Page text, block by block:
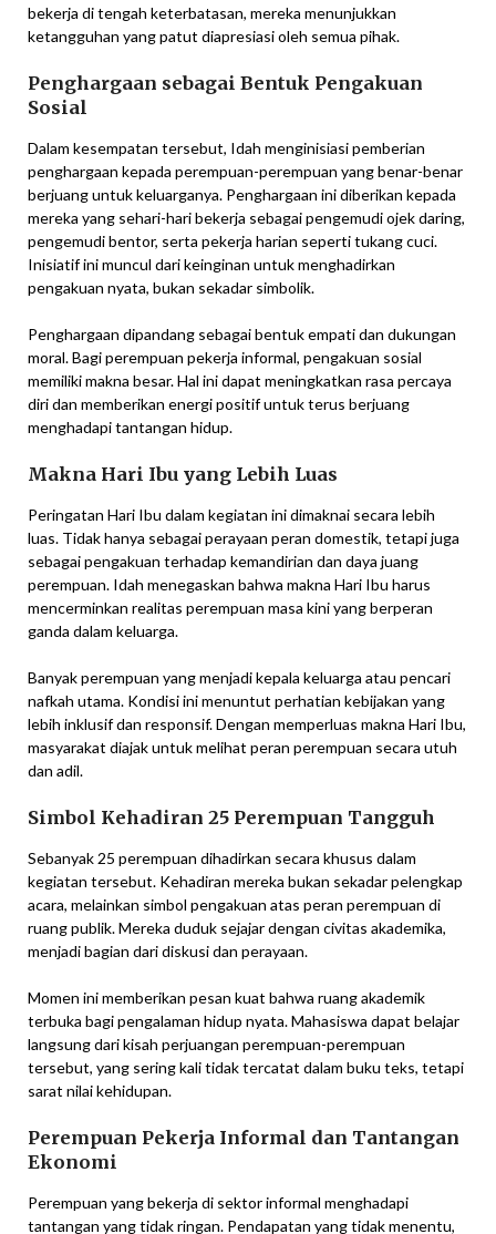
bekerja di tengah keterbatasan, mereka menunjukkan
ketangguhan yang patut diapresiasi oleh semua pihak.
Penghargaan sebagai Bentuk Pengakuan
Sosial
Dalam kesempatan tersebut, Idah menginisiasi pemberian
penghargaan kepada perempuan-perempuan yang benar-benar
berjuang untuk keluarganya. Penghargaan ini diberikan kepada
mereka yang sehari-hari bekerja sebagai pengemudi ojek daring,
pengemudi bentor, serta pekerja harian seperti tukang cuci.
Inisiatif ini muncul dari keinginan untuk menghadirkan
pengakuan nyata, bukan sekadar simbolik.
Penghargaan dipandang sebagai bentuk empati dan dukungan
moral. Bagi perempuan pekerja informal, pengakuan sosial
memiliki makna besar. Hal ini dapat meningkatkan rasa percaya
diri dan memberikan energi positif untuk terus berjuang
menghadapi tantangan hidup.
Makna Hari Ibu yang Lebih Luas
Peringatan Hari Ibu dalam kegiatan ini dimaknai secara lebih
luas. Tidak hanya sebagai perayaan peran domestik, tetapi juga
sebagai pengakuan terhadap kemandirian dan daya juang
perempuan. Idah menegaskan bahwa makna Hari Ibu harus
mencerminkan realitas perempuan masa kini yang berperan
ganda dalam keluarga.
Banyak perempuan yang menjadi kepala keluarga atau pencari
nafkah utama. Kondisi ini menuntut perhatian kebijakan yang
lebih inklusif dan responsif. Dengan memperluas makna Hari Ibu,
masyarakat diajak untuk melihat peran perempuan secara utuh
dan adil.
Simbol Kehadiran 25 Perempuan Tangguh
Sebanyak 25 perempuan dihadirkan secara khusus dalam
kegiatan tersebut. Kehadiran mereka bukan sekadar pelengkap
acara, melainkan simbol pengakuan atas peran perempuan di
ruang publik. Mereka duduk sejajar dengan civitas akademika,
menjadi bagian dari diskusi dan perayaan.
Momen ini memberikan pesan kuat bahwa ruang akademik
terbuka bagi pengalaman hidup nyata. Mahasiswa dapat belajar
langsung dari kisah perjuangan perempuan-perempuan
tersebut, yang sering kali tidak tercatat dalam buku teks, tetapi
sarat nilai kehidupan.
Perempuan Pekerja Informal dan Tantangan
Ekonomi
Perempuan yang bekerja di sektor informal menghadapi
tantangan yang tidak ringan. Pendapatan yang tidak menentu,